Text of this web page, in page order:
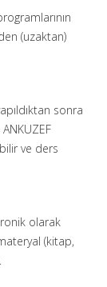
(uzaktan)
sonra
ve ders
olarak
(kitap,